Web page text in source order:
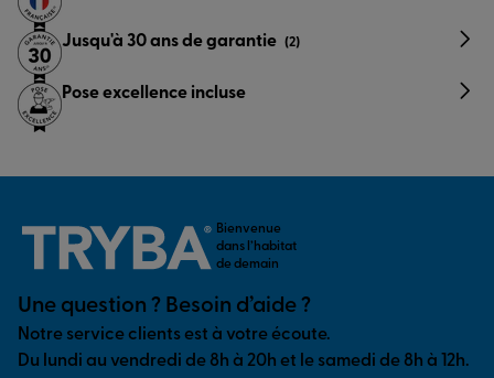
Jusqu'à 30 ans de garantie (2)
Pose excellence incluse
Bienvenue
dans l’habitat
de demain
Une question ? Besoin d’aide ?
Notre service clients est à votre écoute.
Du lundi au vendredi de 8h à 20h et le samedi de 8h à 12h.